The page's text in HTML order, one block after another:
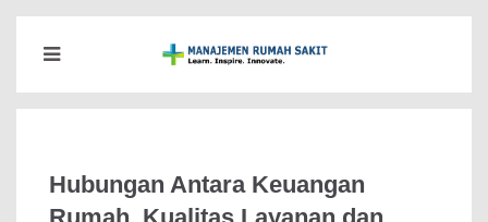
Hubungan Antara Keuangan